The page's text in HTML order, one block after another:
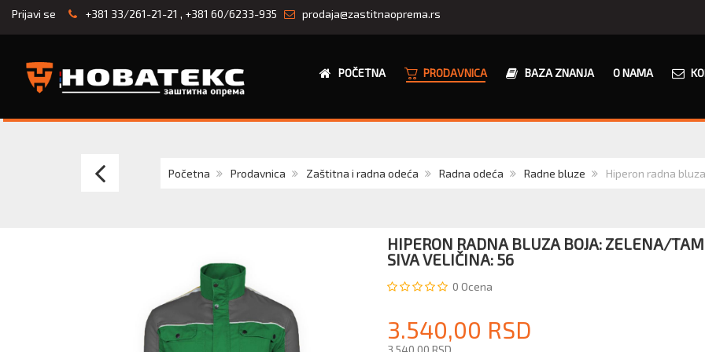
Prijavi se +381 33/261-21-21 , +381 60/6233-935 prodaja@zastitnaoprema.rs
POČETNA PRODAVNICA BAZA ZNANJA O NAMA
Početna Prodavnica Zaštitna i radna odeća Radna odeća Radne bluze Hiperon radna
PAYPER
zaštitna
HIPERON RADNA BLUZA BOJA: ZELENA/
SIVA VELIČINA: 56
0 Ocena
3.540,00 RSD
3.540,00 RSD